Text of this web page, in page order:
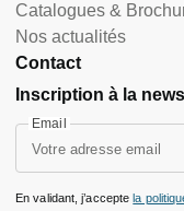
Catalogues &
Nos actualités
Contact
Inscription à la
Email
En validant, j’accepte la